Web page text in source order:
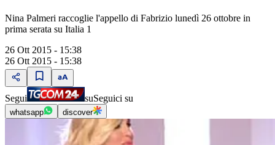
Nina Palmeri raccoglie l'appello di Fabrizio lunedì 26 ottobre in
prima serata su Italia 1
26 Ott 2015 - 15:38
26 Ott 2015 - 15:38
Segui suSeguici su
whatsapp discover